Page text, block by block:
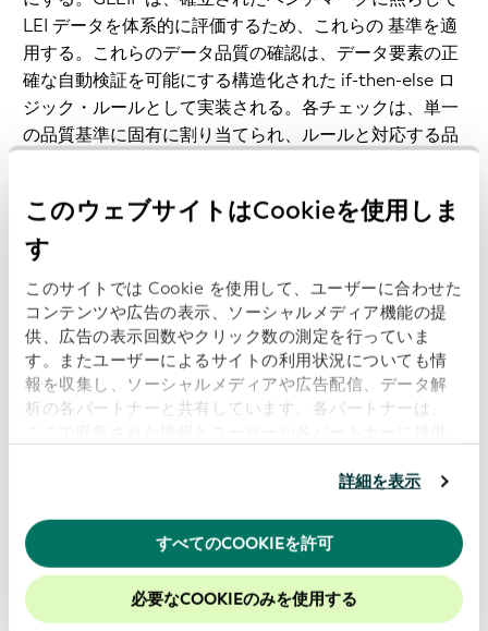
このウェブサイトはCookieを使用しま
す
このサイトでは Cookie を使用して、ユーザーに合わせた
コンテンツや広告の表示、ソーシャルメディア機能の提
供、広告の表示回数やクリック数の測定を行っていま
す。またユーザーによるサイトの利用状況についても情
報を収集し、ソーシャルメディアや広告配信、データ解
析の各パートナーと共有しています。各パートナーは、
用したときに収集した他の情報を組み合わせて使用する
ッキーに同意したことになります。
当社のウェブサイトでのエクスペリエンスを向上させる
ために、Cookieを有効にしておくことをお勧めします。
詳細を表示
すべてのCOOKIEを許可
必要なCOOKIEのみを使用する
LEI データを体系的に評価するため、これらの 基準を適
用する。これらのデータ品質の確認は、データ要素の正
確な自動検証を可能にする構造化された if-then-else ロ
ジック・ルールとして実装される。各チェックは、単一
の品質基準に固有に割り当てられ、ルールと対応する品
ードの基盤を形成しています。
データ品質基準の全 12 項目は不可欠であるが、本ブロ
グは、高品質の LEI データを確保するため の「有効
性」、「完全性」及び「一貫性」の役割に焦点を当て
る：
トにどのように適合するかの尺度を指す。これは、各
LEI データ要素が事前に定義されたフォーマット及びコ
ード・リストに適合することを確保する。妥当性は、
33
の個別確認を通じて評価され、5 月にはこの基準の平均